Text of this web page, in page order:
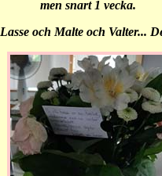
men snart 1 vecka.
och Malte och Valter...